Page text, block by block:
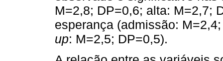
M=2,8; DP=0,6; alta: M=2,7;
esperança (admissão:
up: M=2,5; DP=0,5).